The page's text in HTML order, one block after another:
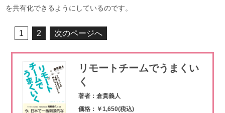
を共有化できるようにしているのです。
1 2 次のページへ
リモートチームでうまくい
く
著者：倉貫義人
価格：￥1,650(税込)